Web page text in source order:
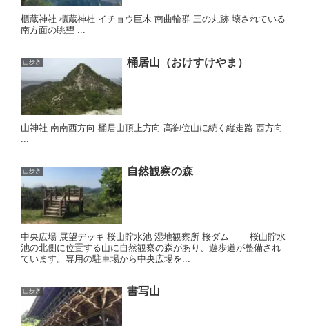
櫃蔵神社 櫃蔵神社 イチョウ巨木 南曲輪群 三の丸跡 壊されている
南方面の眺望 ...
山歩き 桶居山（おけすけやま）
山神社 南南西方向 桶居山頂上方向 高御位山に続く縦走路 西方向
...
山歩き 自然観察の森
中央広場 展望デッキ 桜山貯水池 湿地観察所 桜ダム 桜山貯水
池の北側に位置する山に自然観察の森があり、遊歩道が整備され
ています。専用の駐車場から中央広場を...
山歩き 書写山